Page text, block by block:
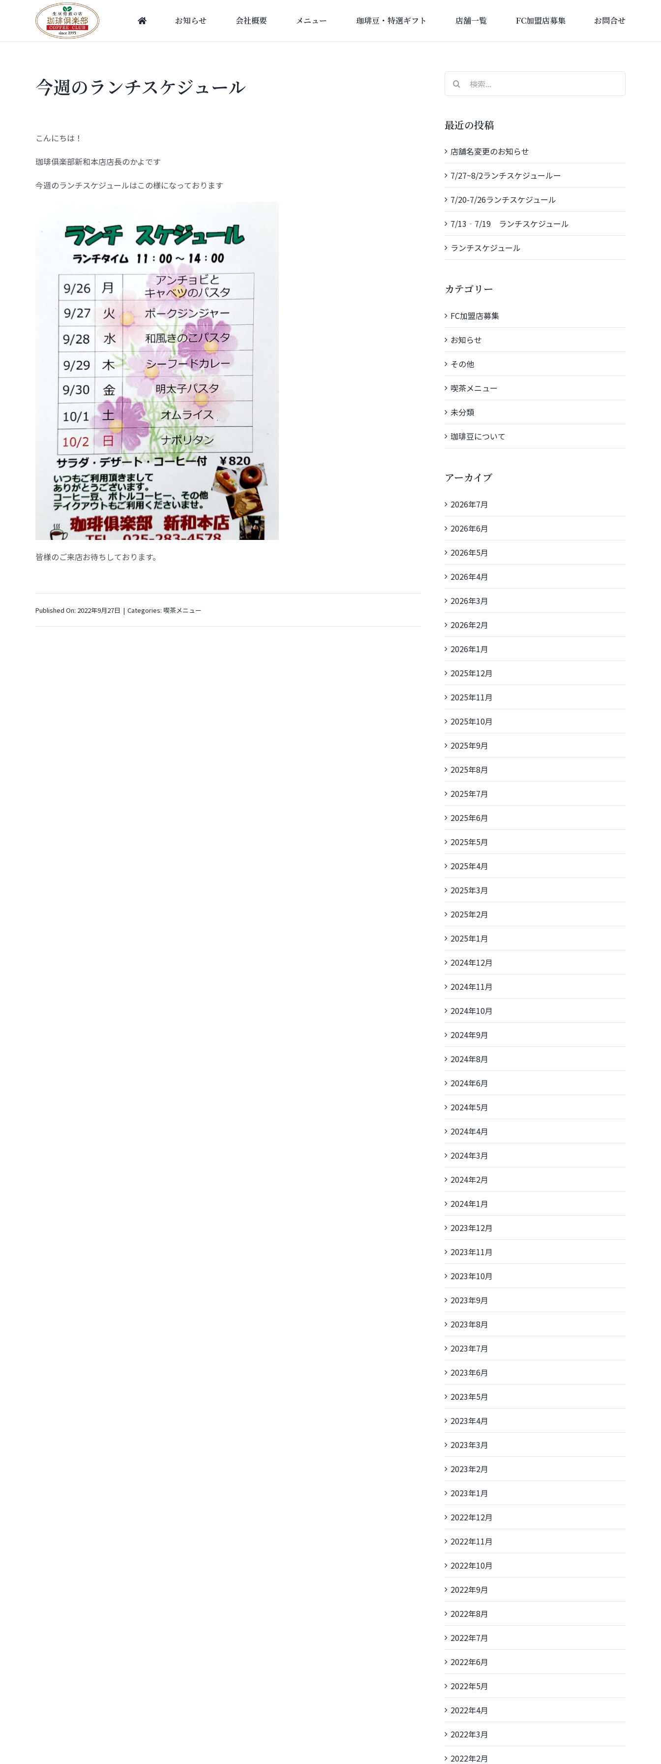
お知らせ 会社概要 メニュー 珈琲豆・特選ギフト 店舗一覧 FC加盟店募集 お問合せ
今週のランチスケジュール
こんにちは！
珈琲俱楽部新和本店店長のかよです
今週のランチスケジュールはこの様になっております
皆様のご来店お待ちしております。
Published On: 2022年9月27日 | Categories: 喫茶メニュー
索
最近の投稿
店舗名変更のお知らせ
7/27~8/2ランチスケジュールー
7/20-7/26ランチスケジュール
7/13‐7/19 ランチスケジュール
ランチスケジュール
カテゴリー
FC加盟店募集
お知らせ
その他
喫茶メニュー
未分類
珈琲豆について
アーカイブ
2026年7月
2026年6月
2026年5月
2026年4月
2026年3月
2026年2月
2026年1月
2025年12月
2025年11月
2025年10月
2025年9月
2025年8月
2025年7月
2025年6月
2025年5月
2025年4月
2025年3月
2025年2月
2025年1月
2024年12月
2024年11月
2024年10月
2024年9月
2024年8月
2024年6月
2024年5月
2024年4月
2024年3月
2024年2月
2024年1月
2023年12月
2023年11月
2023年10月
2023年9月
2023年8月
2023年7月
2023年6月
2023年5月
2023年4月
2023年3月
2023年2月
2023年1月
2022年12月
2022年11月
2022年10月
2022年9月
2022年8月
2022年7月
2022年6月
2022年5月
2022年4月
2022年3月
2022年2月